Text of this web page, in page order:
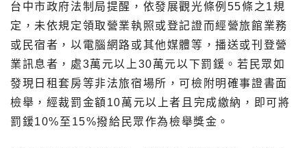
台中市政府法制局提醒，依發展觀光條例55條之1規
定，未依規定領取營業執照或登記證而經營旅館業務
或民宿者，以電腦網路或其他媒體等，播送或刊登營
業訊息者，處3萬元以上30萬元以下罰鍰。若民眾如
發現日租套房等非法旅宿場所，可檢附明確事證書面
檢舉，經裁罰金額10萬元以上者且完成繳納，即可將
罰鍰10%至15%撥給民眾作為檢舉獎金。